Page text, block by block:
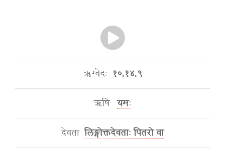
ऋग्वेदः १०.१४.९
ऋषिः यमः
देवता लिङ्गोक्तदेवताः पितरो वा